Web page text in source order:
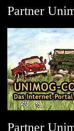
Partner
Partner